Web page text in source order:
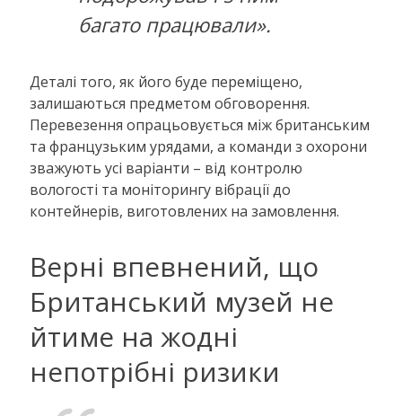
багато працювали».
Деталі того, як його буде переміщено,
залишаються предметом обговорення.
Перевезення опрацьовується між британським
та французьким урядами, а команди з охорони
зважують усі варіанти – від контролю
вологості та моніторингу вібрації до
контейнерів, виготовлених на замовлення.
Верні впевнений, що
Британський музей не
йтиме на жодні
непотрібні ризики